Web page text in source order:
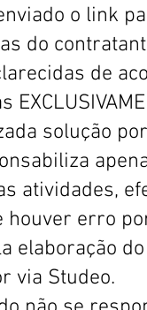
o link
do
de
solução
atividades,
erro
elaboração
via Studeo.